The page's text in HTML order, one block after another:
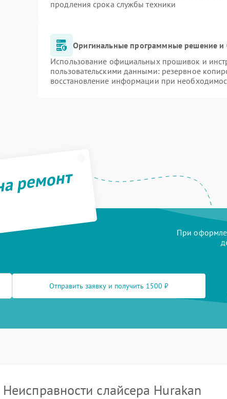
продления срока службы техники
Оригинальные программные решение и
Использование официальных прошивок и
пользовательскими данными: резервное
восстановление информации при
ремонт
При
Отправить заявку и получить 1500 ₽
Неисправности слайсера Hurakan